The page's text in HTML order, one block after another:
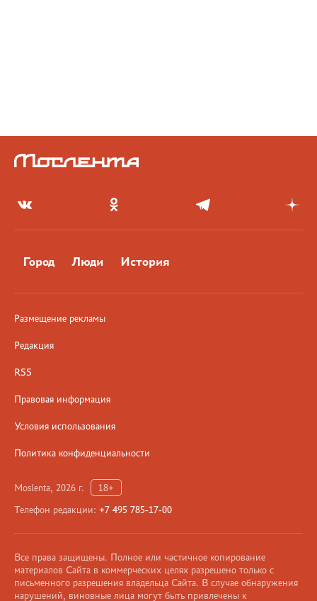
Город Люди История
Размещение рекламы
Редакция
RSS
Правовая информация
Условия использования
Политика конфиденциальности
Moslenta, 2026 г.
18+
Телефон редакции: +7 495 785-17-00
Все права защищены. Полное или частичное копирование
материалов Сайта в коммерческих целях разрешено только с
письменного разрешения владельца Сайта. В случае обнаружения
нарушений, виновные лица могут быть привлечены к